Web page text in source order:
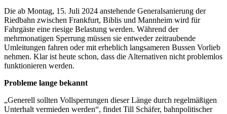
Die ab Montag, 15. Juli 2024 anstehende Generalsanierung der
Riedbahn zwischen Frankfurt, Biblis und Mannheim wird für
Fahrgäste eine riesige Belastung werden. Während der
mehrmonatigen Sperrung müssen sie entweder zeitraubende
Umleitungen fahren oder mit erheblich langsameren Bussen Vorlieb
nehmen. Klar ist heute schon, dass die Alternativen nicht problemlos
funktionieren werden.
Probleme lange bekannt
„Generell sollten Vollsperrungen dieser Länge durch regelmäßigen
Unterhalt vermieden werden“, findet Till Schäfer, bahnpolitischer